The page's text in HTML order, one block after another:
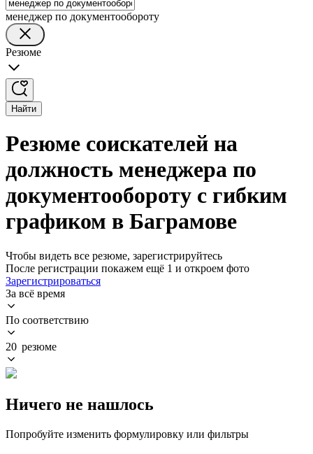
менеджер по документообороту
Резюме
Найти
Резюме соискателей на
должность менеджера по
документообороту с гибким
графиком в Баграмове
Чтобы видеть все резюме, зарегистрируйтесь
После регистрации покажем ещё 1 и откроем фото
Зарегистрироваться
За всё время
По соответствию
20 резюме
Ничего не нашлось
Попробуйте изменить формулировку или фильтры